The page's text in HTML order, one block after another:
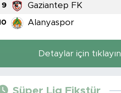
9 Gaziantep FK
Alanyaspor
Detaylar için tıklayın
Süper Lig Fikstür